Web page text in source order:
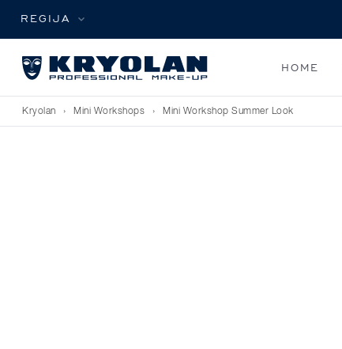
REGIJA
HOME
Kryolan › Mini Workshops › Mini Workshop Summer Look